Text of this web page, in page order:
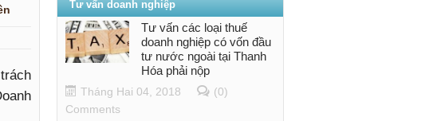
Tư vấn doanh nghiệp
Tư vấn các loại thuế
doanh nghiệp có vốn đầu
tư nước ngoài tại Thanh
Hóa phải nộp
Tháng Hai 04, 2018
(0)
Comments